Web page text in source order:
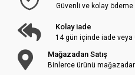
Güvenli ve kolay ödeme
Kolay iade
14 gün içinde iade veya
Mağazadan Satış
Binlerce ürünü